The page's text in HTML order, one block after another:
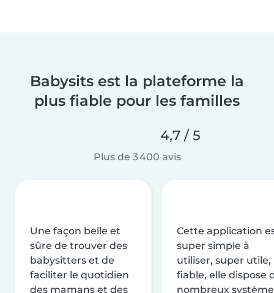
Babysits est la plateforme la
plus fiable pour les familles
4,7 / 5
Plus de 3 400 avis
Une façon belle et
sûre de trouver des
babysitters et de
faciliter le quotidien
des mamans et des
Cette application
super simple à
utiliser, super utile,
fiable, elle dispose
nombreux